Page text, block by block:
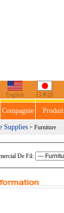
English 日本語
Compagnie Produit
Supplies > Furniture
De Fil: